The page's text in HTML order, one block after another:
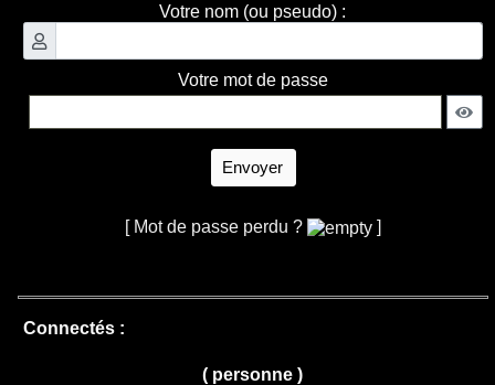
Votre nom (ou pseudo) :
Votre mot de passe
Envoyer
[ Mot de passe perdu ? ]
Connectés :
( personne )